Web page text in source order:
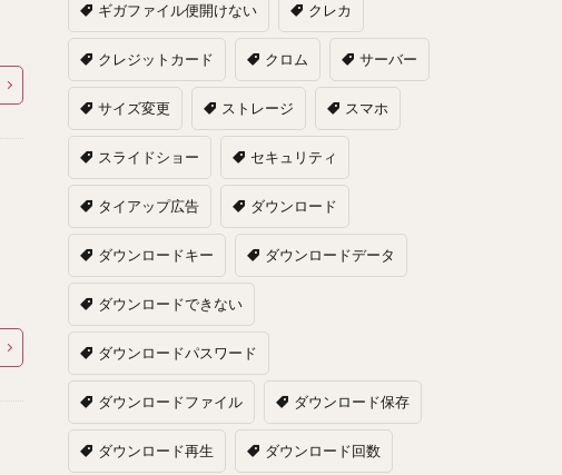
ギガファイル便開けない クレカ
クレジットカード クロム サーバー
サイズ変更 ストレージ スマホ
スライドショー セキュリティ
タイアップ広告 ダウンロード
ダウンロードキー ダウンロードデータ
ダウンロードできない
ダウンロードパスワード
ダウンロードファイル ダウンロード保存
ダウンロード再生 ダウンロード回数